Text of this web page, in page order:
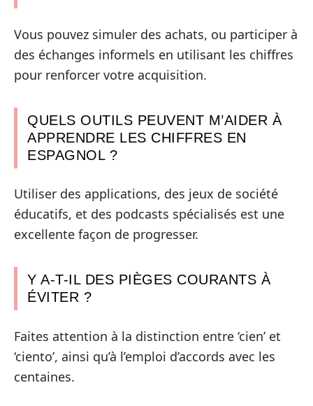
Vous pouvez simuler des achats, ou participer à
des échanges informels en utilisant les chiffres
pour renforcer votre acquisition.
QUELS OUTILS PEUVENT M’AIDER À
APPRENDRE LES CHIFFRES EN
ESPAGNOL ?
Utiliser des applications, des jeux de société
éducatifs, et des podcasts spécialisés est une
excellente façon de progresser.
Y A-T-IL DES PIÈGES COURANTS À
ÉVITER ?
Faites attention à la distinction entre ‘cien’ et
‘ciento’, ainsi qu’à l’emploi d’accords avec les
centaines.